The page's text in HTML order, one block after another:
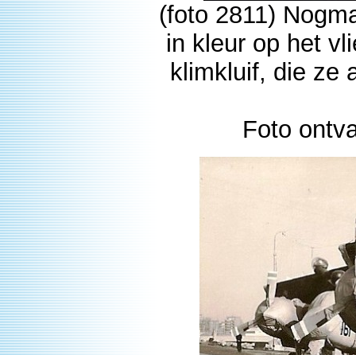
(foto 2811)
in kleur op het
klimkluif, die ze
Foto